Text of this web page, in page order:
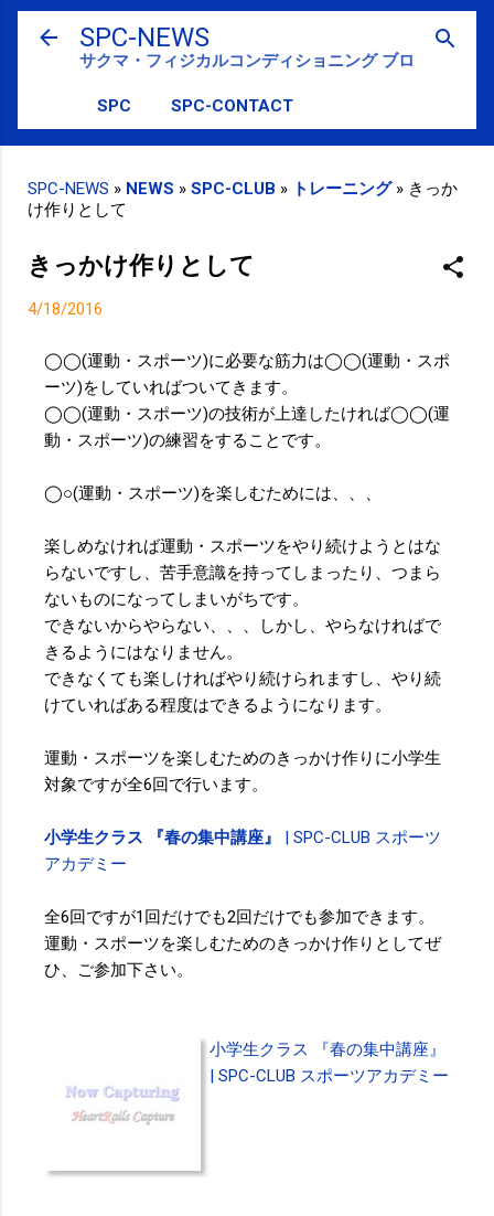
スキップしてメイン コンテンツに移動
SPC-NEWS
サクマ・フィジカルコンディショニング ブログ
SPC SPC-CONTACT
SPC-NEWS » NEWS » SPC-CLUB » トレーニング» きっか
け作りとして
きっかけ作りとして
4/18/2016
◯◯(運動・スポーツ)に必要な筋力は◯◯(運動・スポ
ーツ)をしていればついてきます。
◯◯(運動・スポーツ)の技術が上達したければ◯◯(運
動・スポーツ)の練習をすることです。
◯○(運動・スポーツ)を楽しむためには、、、
楽しめなければ運動・スポーツをやり続けようとはな
らないですし、苦手意識を持ってしまったり、つまら
ないものになってしまいがちです。
できないからやらない、、、しかし、やらなければで
きるようにはなりません。
できなくても楽しければやり続けられますし、やり続
けていればある程度はできるようになります。
運動・スポーツを楽しむためのきっかけ作りに小学生
対象ですが全6回で行います。
小学生クラス 『春の集中講座』
| SPC-CLUB スポーツ
アカデミー
全6回ですが1回だけでも2回だけでも参加できます。
運動・スポーツを楽しむためのきっかけ作りとしてぜ
ひ、ご参加下さい。
小学生クラス 『春の集中講座』
| SPC-CLUB スポーツアカデミー